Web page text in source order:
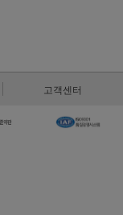
고객센터